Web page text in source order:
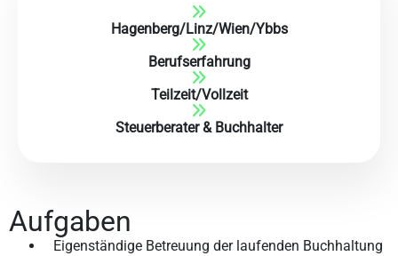
Hagenberg/Linz/Wien/Ybbs
Berufserfahrung
Teilzeit/Vollzeit
Steuerberater & Buchhalter
Aufgaben
Eigenständige Betreuung der laufenden Buchhaltung